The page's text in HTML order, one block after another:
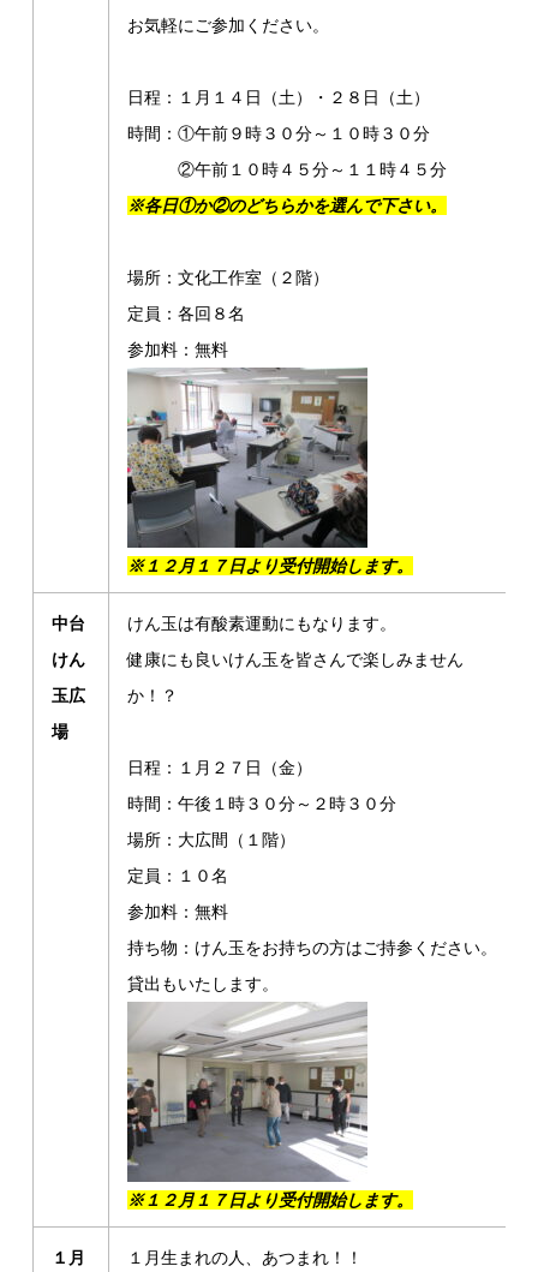
お気軽にご参加ください。
日程：１月１４日（土）・２８日（土）
時間：①午前９時３０分～１０時３０分
②午前１０時４５分～１１時４５分
※各日①か②のどちらかを選んで下さい。
場所：文化工作室（２階）
定員：各回８名
参加料：無料
※１２月１７日より受付開始します。
中台
けん
玉広
場
けん玉は有酸素運動にもなります。
健康にも良いけん玉を皆さんで楽しみません
か！？
日程：１月２７日（金）
時間：午後１時３０分～２時３０分
場所：大広間（１階）
定員：１０名
参加料：無料
持ち物：けん玉をお持ちの方はご持参ください。
貸出もいたします。
※１２月１７日より受付開始します。
１月 １月生まれの人、あつまれ！！